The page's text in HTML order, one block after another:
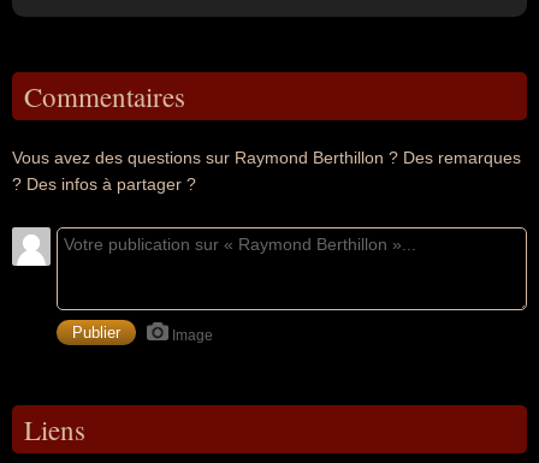
Commentaires
Vous avez des questions sur Raymond Berthillon ? Des remarques
? Des infos à partager ?
Image
Liens